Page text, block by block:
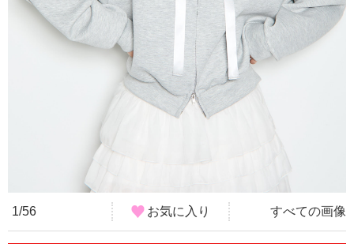
1/56 お気に入り すべての画像